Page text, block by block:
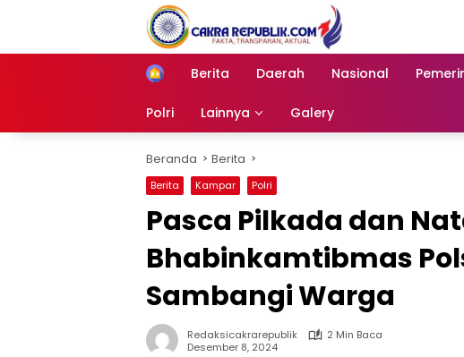
Berita Daerah Nasional
Polri Lainnya Galery
Beranda Berita
Berita Kampar Polri
Pasca Pilkada dan
Bhabinkamtibmas
Sambangi Warga
Redaksicakrarepublik
2 Min Baca
Desember 8, 2024